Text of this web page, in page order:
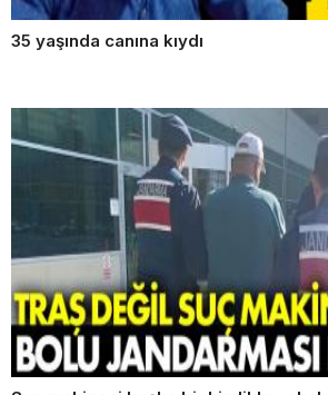
35 yaşında canına kıydı